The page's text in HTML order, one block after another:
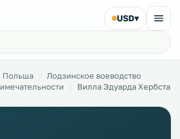
USD▾
Польша
Лодзинское воеводство
Вилла Эдуарда Хербста